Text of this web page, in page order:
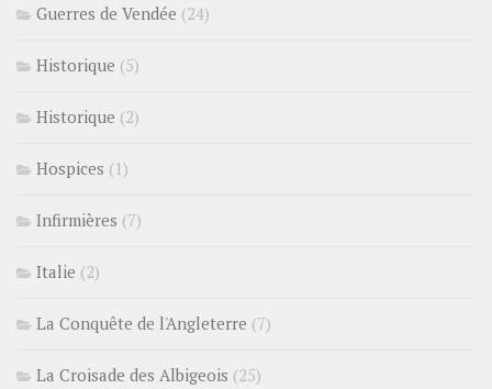
Guerres de Vendée (24)
Historique (5)
Historique (2)
Hospices (1)
Infirmières (7)
Italie (2)
La Conquête de l'Angleterre (7)
La Croisade des Albigeois (25)